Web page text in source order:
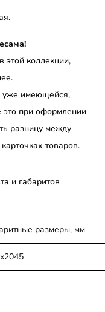
этой коллекции,
уже имеющейся,
это при оформлении
разницу между
товаров.
и габаритов
размеры, мм